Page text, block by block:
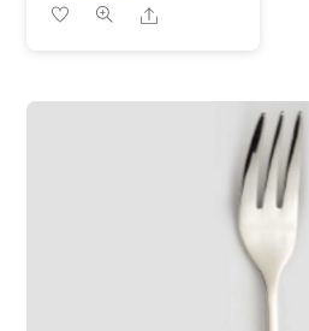
Share